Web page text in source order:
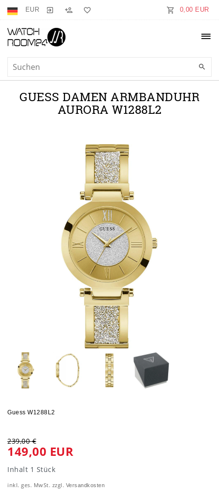
EUR 0,00 EUR
GUESS DAMEN ARMBANDUHR
AURORA W1288L2
Guess W1288L2
239,00 €
149,00 EUR
Inhalt 1 Stück
inkl. ges. MwSt. zzgl. Versandkosten